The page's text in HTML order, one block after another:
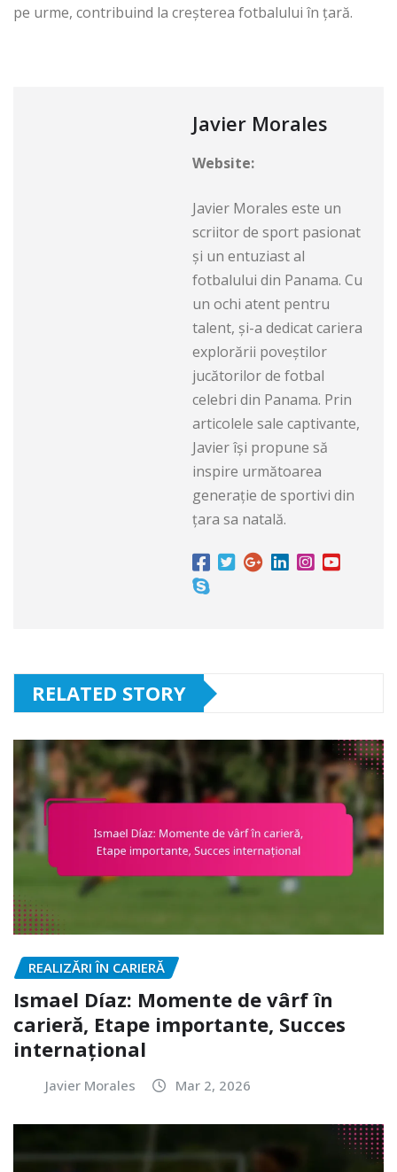
pe urme, contribuind la creșterea fotbalului în țară.
Javier Morales
Website:
Javier Morales este un
scriitor de sport pasionat
și un entuziast al
fotbalului din Panama. Cu
un ochi atent pentru
talent, și-a dedicat cariera
explorării poveștilor
jucătorilor de fotbal
celebri din Panama. Prin
articolele sale captivante,
Javier își propune să
inspire următoarea
generație de sportivi din
țara sa natală.
RELATED STORY
REALIZĂRI ÎN CARIERĂ
Ismael Díaz: Momente de vârf în
carieră, Etape importante, Succes
internațional
Javier Morales Mar 2, 2026